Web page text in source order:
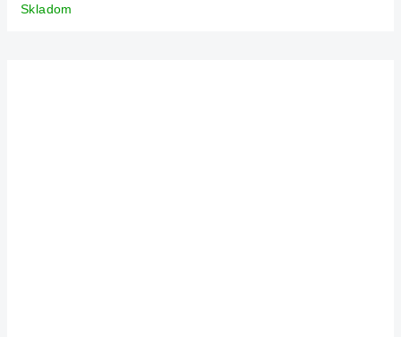
Skladom